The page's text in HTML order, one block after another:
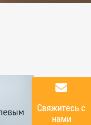
Cвяжитесь с
нами